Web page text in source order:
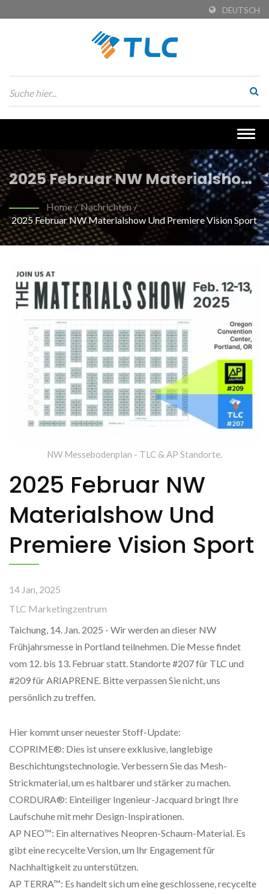
DEUTSCH
2025 Februar NW Materialshow
und Premiere Vision Sport |
Umweltfreundliche recycelte
PET-Stoffe für nachhaltige
Textilien | Tiong Liong / TLC
Home / Nachrichten /
2025 Februar NW Materialshow Und Premiere Vision Sport
NW Messebodenplan - TLC & AP Standorte.
2025 Februar NW
Materialshow Und
Premiere Vision Sport
14 Jan, 2025
TLC Marketingzentrum
Taichung, 14. Jan. 2025 - Wir werden an dieser NW
Frühjahrsmesse in Portland teilnehmen. Die Messe findet
vom 12. bis 13. Februar statt. Standorte #207 für TLC und
#209 für ARIAPRENE. Bitte verpassen Sie nicht, uns
persönlich zu treffen.
Hier kommt unser neuester Stoff-Update:
COPRIME®: Dies ist unsere exklusive, langlebige
Beschichtungstechnologie. Verbessern Sie das Mesh-
Strickmaterial, um es haltbarer und stärker zu machen.
CORDURA®: Einteiliger Ingenieur-Jacquard bringt Ihre
Laufschuhe mit mehr Design-Inspirationen.
AP NEO™: Ein alternatives Neopren-Schaum-Material. Es
gibt eine recycelte Version, um Ihr Engagement für
Nachhaltigkeit zu unterstützen.
AP TERRA™: Es handelt sich um eine geschlossene, recycelte